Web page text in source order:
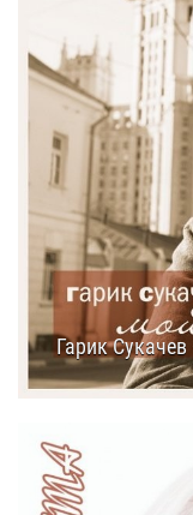
Гарик
10.09.2014